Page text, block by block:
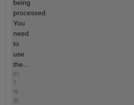
being
processed.
You
need
to
use
the...
約
5
年
前